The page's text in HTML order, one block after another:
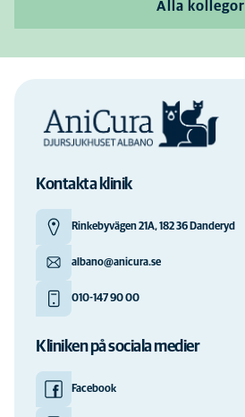
Alla kollegor
Kontakta klinik
Rinkebyvägen 21A, 182 36 Danderyd
albano@anicura.se
010-147 90 00
Kliniken på sociala medier
Facebook